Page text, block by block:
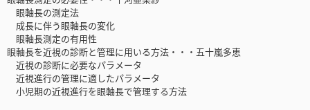
眼軸長の測定法
成長に伴う眼軸長の変化
眼軸長測定の有用性
眼軸長を近視の診断と管理に用いる方法・・・五十嵐多恵
近視の診断に必要なパラメータ
近視進行の管理に適したパラメータ
小児期の近視進行を眼軸長で管理する方法